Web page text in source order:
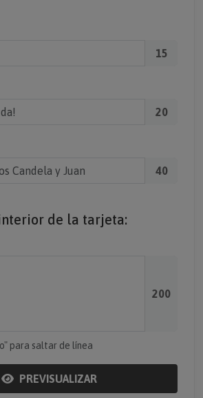
15
20
40
de la tarjeta:
200
para saltar de línea
PREVISUALIZAR